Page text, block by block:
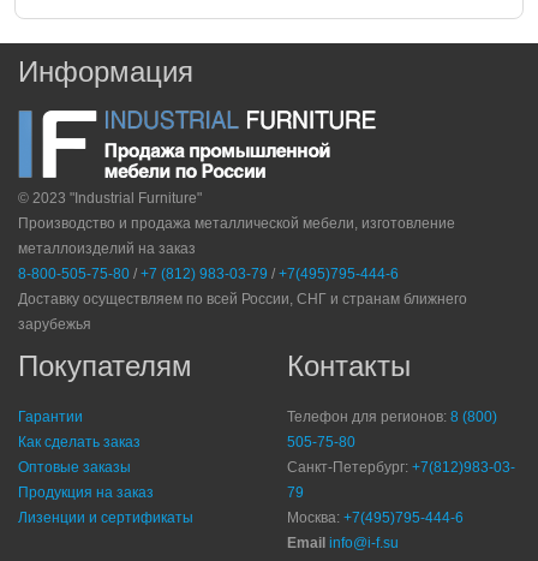
Информация
© 2023 "Industrial Furniture"
Производство и продажа металлической мебели, изготовление
металлоизделий на заказ
8-800-505-75-80 / +7 (812) 983-03-79 / +7(495)795-444-6
Доставку осуществляем по всей России, СНГ и странам ближнего
зарубежья
Покупателям
Гарантии
Как сделать заказ
Оптовые заказы
Продукция на заказ
Лизенции и сертификаты
Контакты
Телефон для регионов: 8 (800)
505-75-80
Санкт-Петербург: +7(812)983-03-
79
Москва: +7(495)795-444-6
Email info@i-f.su